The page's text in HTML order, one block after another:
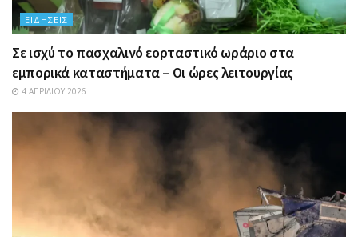
ΕΙΔΉΣΕΙΣ
Σε ισχύ το πασχαλινό εορταστικό ωράριο στα
εμπορικά καταστήματα – Οι ώρες λειτουργίας
4 ΑΠΡΙΛΊΟΥ 2026